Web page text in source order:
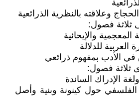
وعلاقته بالنظرية الذرائعية
ثلاثة فصول:
والإيحائية
للدلالة
في الأدب بمفهوم ذرائعي
ثلاثة فصول:
الإدراك الساندة
الفلسفي حول كينونة وبنية وأصل